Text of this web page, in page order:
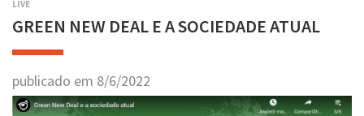
LIVE
GREEN NEW DEAL E A SOCIEDADE ATUAL
publicado em 8/6/2022